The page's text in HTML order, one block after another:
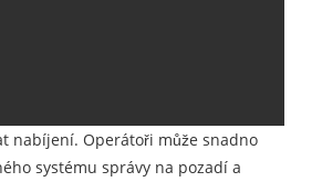
nabíjení. Operátoři může snadno
systému správy na pozadí a